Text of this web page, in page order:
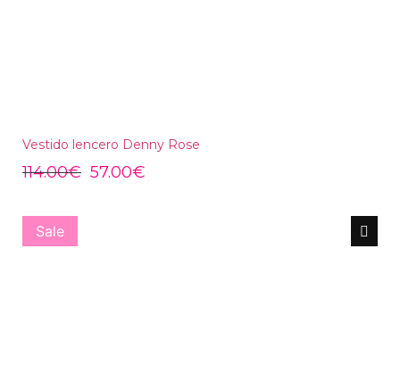
Vestido lencero Denny Rose
114.00€ 57.00€
Sale